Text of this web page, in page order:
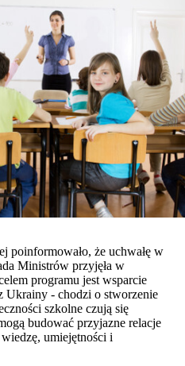
poinformowało, że uchwałę w
Ministrów przyjęła w
programu jest wsparcie
Ukrainy - chodzi o stworzenie
szkolne czują się
budować przyjazne relacje
umiejętności i